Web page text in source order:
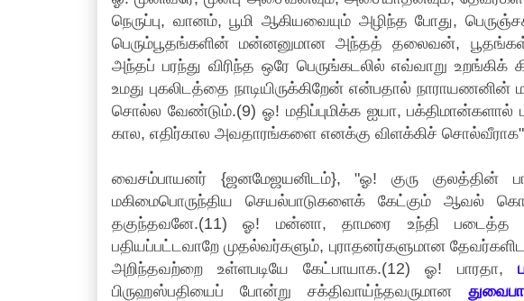
நெருப்பு, வானம், பூமி ஆகியவையும் அழிந்த போது,
பெரும்பூதங்களின் மன்னனுமான அந்தத் தலைவன்,
அந்தப் பரந்து விரிந்த ஒரே பெருங்கடலில் எவ்வாறு
உமது புகலிடத்தை நாடியிருக்கிறேன் என்பதால்
சொல்ல வேண்டும்.(9) ஓ! மதிப்புமிக்க ஐயா,
கால, எதிர்கால அவதாரங்களை எனக்கு விளக்கிச்
வைசம்பாயனர் {ஜனமேஜயனிடம்}, "ஓ! குரு குலத்தின்
மகிமைபொருந்திய செயல்பாடுகளைக் கேட்கும் ஆவல்
தகுந்தவனே.(11) ஓ! மன்னா, தாமரை உந்தி படைத்த
பதியப்பட்டவாறே முதல்வர்களும், புராதனர்களுமான
அறிந்தவற்றை உள்ளபடியே கேட்பாயாக.(12) ஓ! பாரதா,
பிருஹஸ்பதியைப் போன்று சக்திவாய்ந்தவருமான